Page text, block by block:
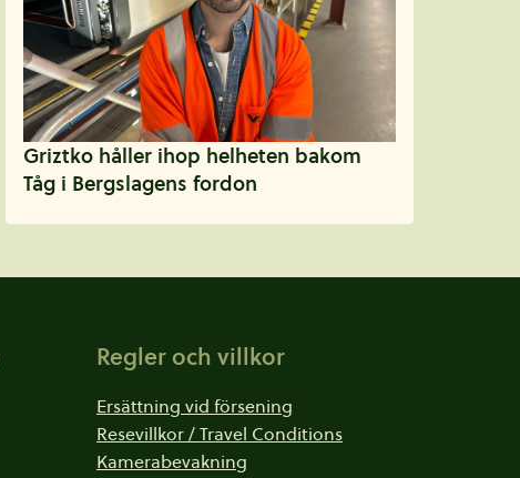
Griztko håller ihop helheten bakom
Tåg i Bergslagens fordon
Regler och villkor
Ersättning vid försening
Resevillkor / Travel Conditions
Kamerabevakning